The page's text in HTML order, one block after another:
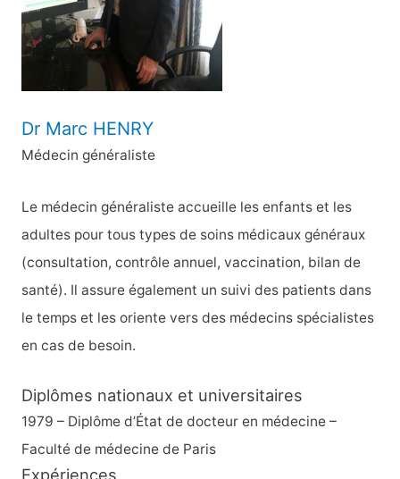
r
Dr Marc HENRY
Médecin généraliste
Le médecin généraliste accueille les enfants et les
adultes pour tous types de soins médicaux généraux
(consultation, contrôle annuel, vaccination, bilan de
santé). Il assure également un suivi des patients dans
le temps et les oriente vers des médecins spécialistes
en cas de besoin.
Diplômes nationaux et universitaires
1979 – Diplôme d’État de docteur en médecine –
Faculté de médecine de Paris
Expériences